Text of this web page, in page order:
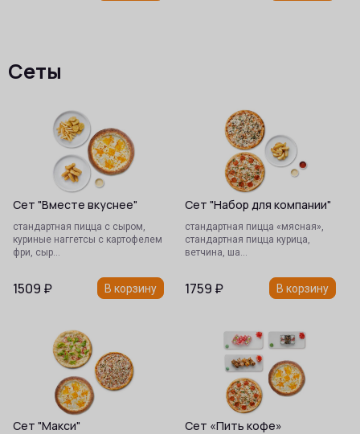
Сеты
Сет "Вместе вкуснее"
стандартная пицца с сыром,
куриные наггетсы с картофелем
фри, сыр…
1509 ₽ В корзину
Сет "Набор для компании"
стандартная пицца «мясная»,
стандартная пицца курица,
ветчина, ша…
1759 ₽ В корзину
Сет "Макси" Сет «Пить кофе»